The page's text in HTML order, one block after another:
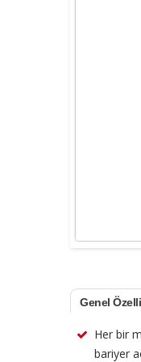
Genel
Her bir
bariyer